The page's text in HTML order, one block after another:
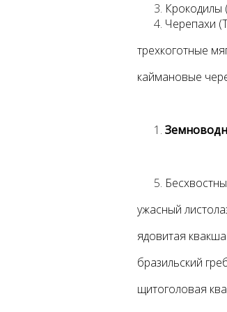
Крокодилы
Черепахи
трехкоготные
каймановые
ужасный
ядовитая
бразильский
щитоголовая